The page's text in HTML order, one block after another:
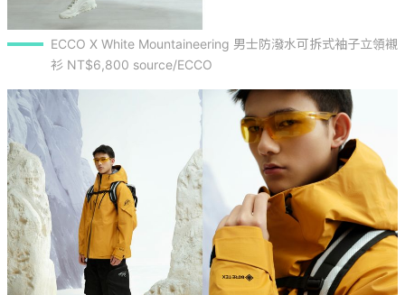
ECCO X White Mountaineering 男士防潑水可拆式袖子立領襯
衫 NT$6,800 source/ECCO